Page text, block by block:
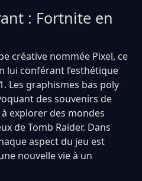
: Fortnite en
créative nommée Pixel, ce
lui conférant l’esthétique
Les graphismes bas poly
des souvenirs de
explorer des mondes
de Tomb Raider. Dans
aspect du jeu est
nouvelle vie à un